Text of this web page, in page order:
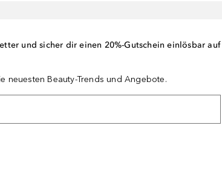
und sicher dir einen 20%-Gutschein einlösbar auf
neuesten Beauty-Trends und Angebote.